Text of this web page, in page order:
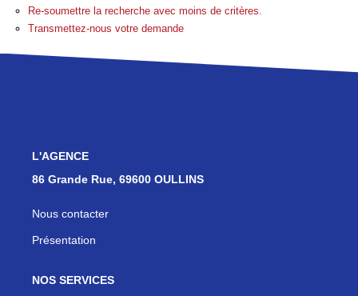
Les Agences
Contact
Re-soumettre la recherche avec moins de critères.
Transmettez-nous votre demande
L'AGENCE
86 Grande Rue, 69600 OULLINS
Nous contacter
Présentation
NOS SERVICES